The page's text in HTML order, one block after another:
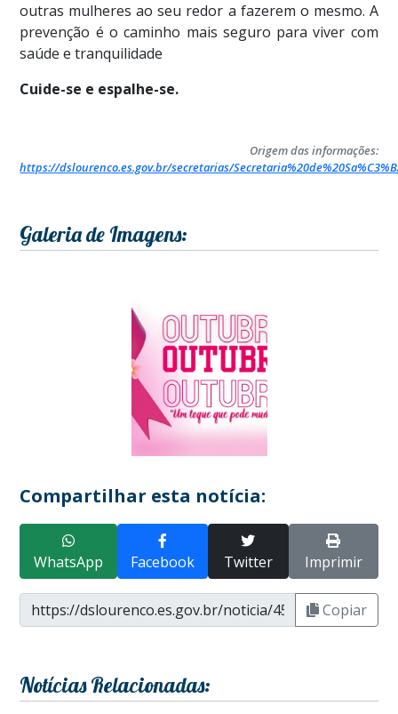
outras mulheres ao seu redor a fazerem o mesmo. A
prevenção é o caminho mais seguro para viver com
saúde e tranquilidade
Cuide-se e espalhe-se.
Origem das informações:
https://dslourenco.es.gov.br/secretarias/
Galeria de Imagens:
Compartilhar esta notícia:
WhatsApp Facebook Twitter Imprimir
Copiar
Notícias Relacionadas: